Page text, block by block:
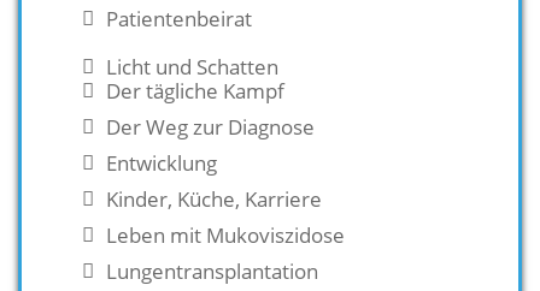
Patientenbeirat
Licht und Schatten
Der tägliche Kampf
Der Weg zur Diagnose
Entwicklung
Kinder, Küche, Karriere
Leben mit Mukoviszidose
Lungentransplantation